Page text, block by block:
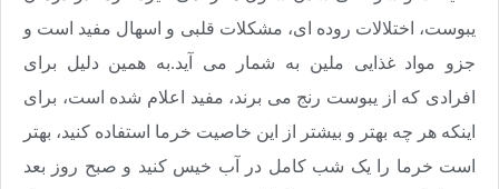
یبوست، اختلالات روده ای، مشکلات قلبی و اسهال مفید است و
جزو مواد غذایی ملین به شمار می آید.به همین دلیل برای
افرادی که از یبوست رنج می برند، مفید اعلام شده است، برای
اینکه هر چه بهتر و بیشتر از این خاصیت خرما استفاده کنید، بهتر
است خرما را یک شب کامل در آب خیس کنید و صبح روز بعد